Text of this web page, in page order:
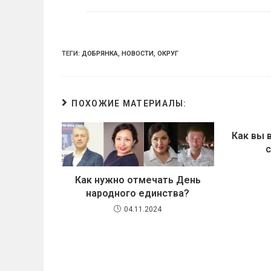
ТЕГИ: ДОБРЯНКА, НОВОСТИ, ОКРУГ
ПОХОЖИЕ МАТЕРИАЛЫ:
Как нужно отмечать День
народного единства?
04.11.2024
Как вы